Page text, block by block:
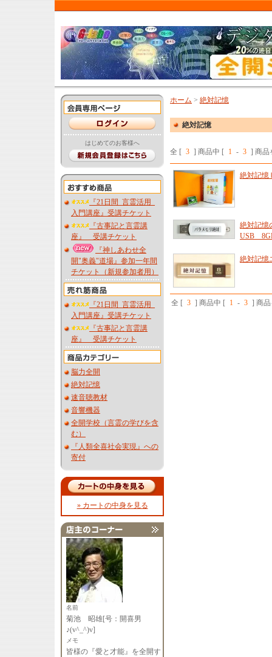
はじめてのお客様へ
『21日間_言霊活用_
入門講座』受講チケット
『古事記と言霊講
座』 受講チケット
『神しあわせ全
開"奥義"道場』参加一年間
チケット（新規参加者用）
『21日間_言霊活用_
入門講座』受講チケット
『古事記と言霊講
座』 受講チケット
脳力全開
絶対記憶
速音聴教材
音響機器
全開学校（言霊の学びを含
む）
『人類全喜社会実現』への
寄付
» カートの中身を見る
名前
菊池 昭雄[号：開喜男
♪(v^_^)v]
メモ
皆様の『愛と才能』を全開す
ホーム > 絶対記憶
絶対記憶
全 [ 3 ] 商品中 [ 1 - 3 ] 商品
絶対記
絶対記憶
USB
絶対記
全 [ 3 ] 商品中 [ 1 - 3 ] 商